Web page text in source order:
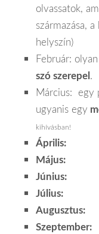
olvassatok,
származása,
helyszín)
Február:
szó szerepel.
Március: egy
ugyanis egy
kihívásban!
Április:
Május:
Június:
Július:
Augusztus:
Szeptember: